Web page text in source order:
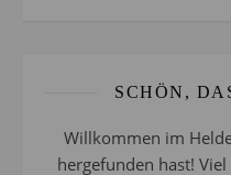
SCHÖN,
Willkommen im
hergefunden hast!